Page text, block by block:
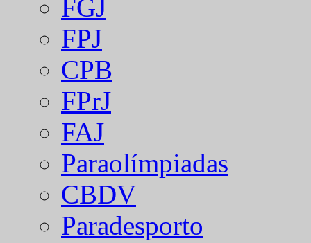
FGJ
FPJ
CPB
FPrJ
FAJ
Paraolímpiadas
CBDV
Paradesporto